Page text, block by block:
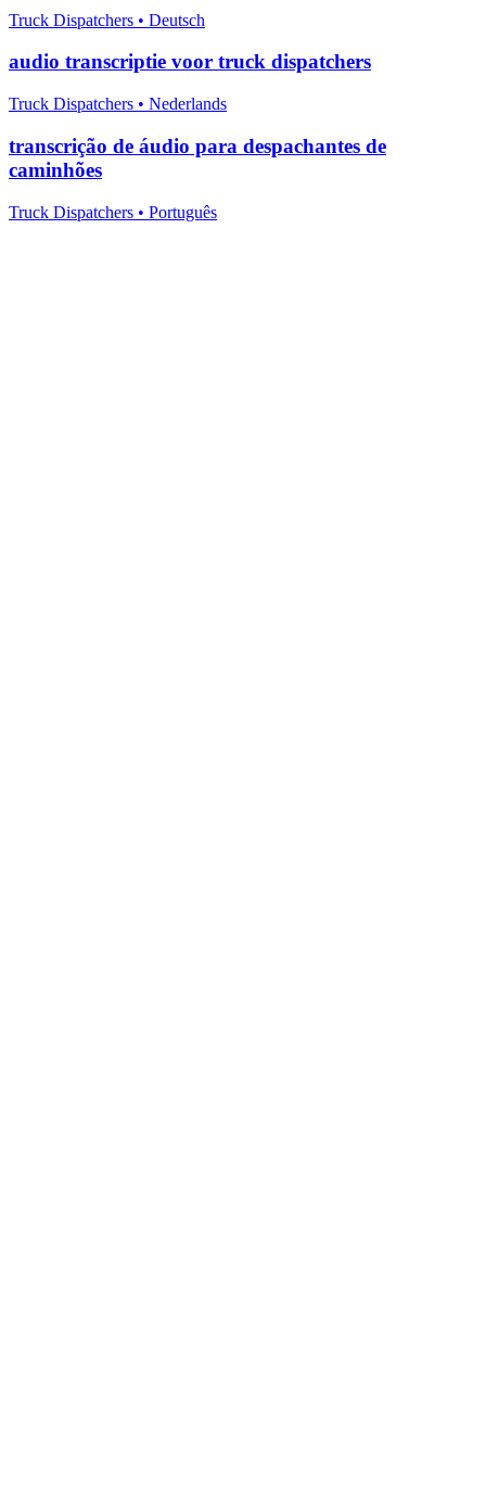
Truck Dispatchers • Deutsch
audio transcriptie voor truck dispatchers
Truck Dispatchers • Nederlands
transcrição de áudio para despachantes de
caminhões
Truck Dispatchers • Português